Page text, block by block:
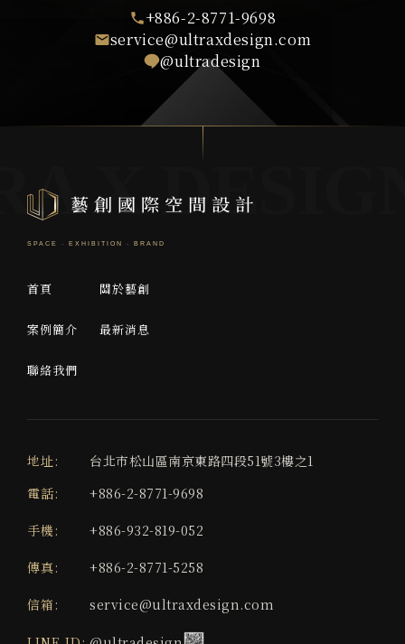
+886-2-8771-9698
service@ultraxdesign.com
@ultradesign
首頁 關於藝創
案例簡介 最新消息
聯絡我們
地址:
台北市松山區南京東路四段51號3樓之1
電話:
+886-2-8771-9698
手機: +886-932-819-052
傳真: +886-2-8771-5258
信箱: service@ultraxdesign.com